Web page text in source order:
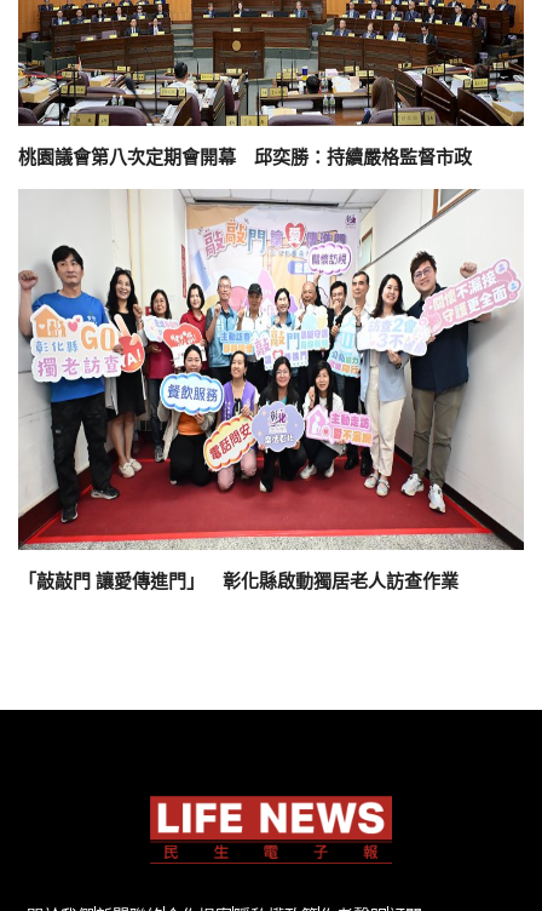
桃園議會第八次定期會開幕 邱奕勝：持續嚴格監督市政
「敲敲門 讓愛傳進門」 彰化縣啟動獨居老人訪查作業